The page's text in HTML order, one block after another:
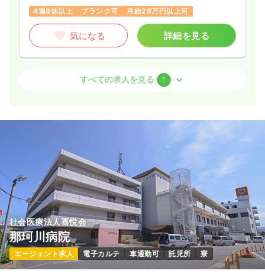
4週8休以上
ブランク可 月給29万円以上可
気になる 詳細を見る
保健師
8:45～17:30
日祝休み
月給35万円以上可
気になる 詳細を見る
すべての求人を見る 1
社会医療法人喜悦会
那珂川病院
エージェント求人 電子カルテ 車通勤可 託児所 寮